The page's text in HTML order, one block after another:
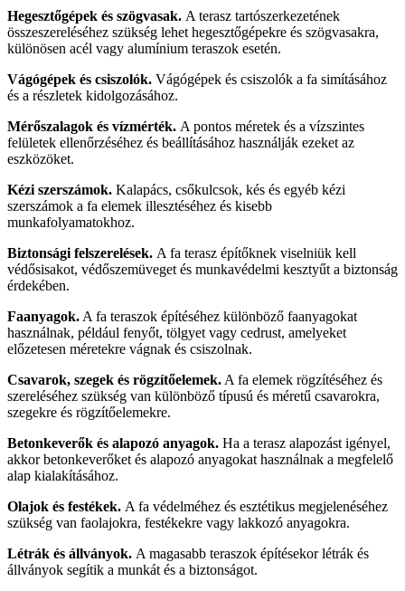
Hegesztőgépek és szögvasak. A terasz tartószerkezetének
összeszereléséhez szükség lehet hegesztőgépekre és szögvasakra,
különösen acél vagy alumínium teraszok esetén.
Vágógépek és csiszolók. Vágógépek és csiszolók a fa simításához
és a részletek kidolgozásához.
Mérőszalagok és vízmérték. A pontos méretek és a vízszintes
felületek ellenőrzéséhez és beállításához használják ezeket az
eszközöket.
Kézi szerszámok. Kalapács, csőkulcsok, kés és egyéb kézi
szerszámok a fa elemek illesztéséhez és kisebb
munkafolyamatokhoz.
Biztonsági felszerelések. A fa terasz építőknek viselniük kell
védősisakot, védőszemüveget és munkavédelmi kesztyűt a biztonság
érdekében.
Faanyagok. A fa teraszok építéséhez különböző faanyagokat
használnak, például fenyőt, tölgyet vagy cedrust, amelyeket
előzetesen méretekre vágnak és csiszolnak.
Csavarok, szegek és rögzítőelemek. A fa elemek rögzítéséhez és
szereléséhez szükség van különböző típusú és méretű csavarokra,
szegekre és rögzítőelemekre.
Betonkeverők és alapozó anyagok. Ha a terasz alapozást igényel,
akkor betonkeverőket és alapozó anyagokat használnak a megfelelő
alap kialakításához.
Olajok és festékek. A fa védelméhez és esztétikus megjelenéséhez
szükség van faolajokra, festékekre vagy lakkozó anyagokra.
Létrák és állványok. A magasabb teraszok építésekor létrák és
állványok segítik a munkát és a biztonságot.